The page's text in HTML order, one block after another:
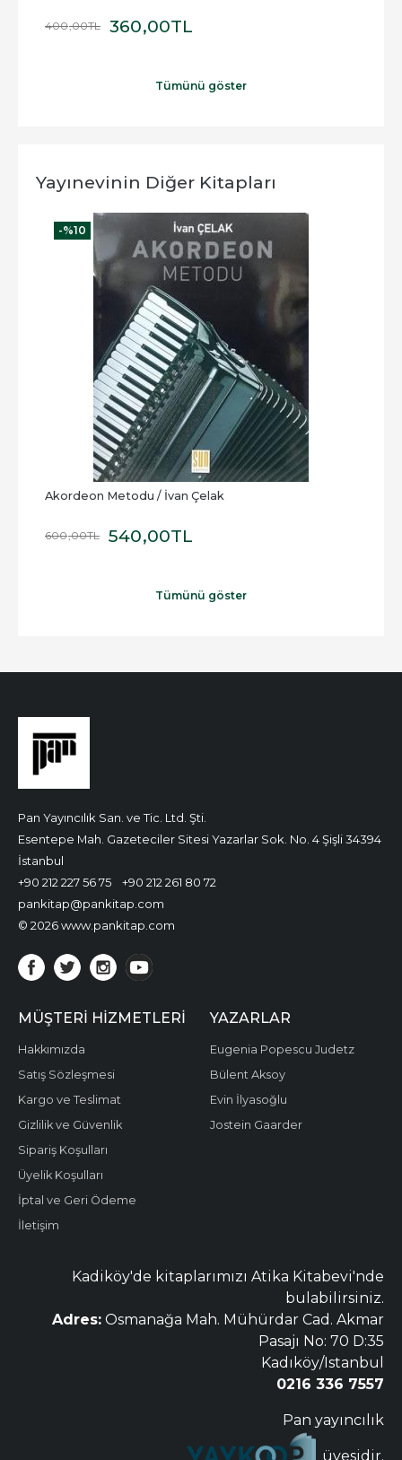
400,00TL 360,00TL
Tümünü göster
Yayınevinin Diğer Kitapları
-%10
Akordeon Metodu / İvan Çelak
600,00TL 540,00TL
Tümünü göster
Pan Yayıncılık San. ve Tic. Ltd. Şti.
Esentepe Mah. Gazeteciler Sitesi Yazarlar Sok. No. 4 Şişli 34394
İstanbul
+90 212 227 56 75
+90 212 261 80 72
pankitap@pankitap.com
© 2026 www.pankitap.com
MÜŞTERI HIZMETLERI
Hakkımızda
Satış Sözleşmesi
Kargo ve Teslimat
Gizlilik ve Güvenlik
Sipariş Koşulları
Üyelik Koşulları
İptal ve Geri Ödeme
İletişim
YAZARLAR
Eugenia Popescu Judetz
Bülent Aksoy
Evin İlyasoğlu
Jostein Gaarder
Kadiköy'de kitaplarımızı Atika Kitabevi'nde
bulabilirsiniz.
Adres: Osmanağa Mah. Mühürdar Cad. Akmar
Pasajı No: 70 D:35
Kadıköy/Istanbul
0216 336 7557
Pan yayıncılık
üyesidir.